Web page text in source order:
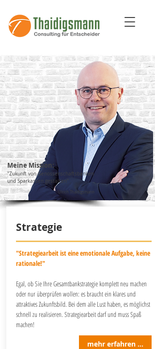
Meine Mission:
"Zukunft von Genossenschaftsbanken
und Sparkassen gestalten"
Ulrich Thaidigsmann
Strategie
"Strategiearbeit ist eine emotionale Aufgabe, keine
rationale!"
Egal, ob Sie Ihre Gesamtbankstrategie komplett neu machen
oder nur überprüfen wollen: es braucht ein klares und
attraktives Zukunftsbild. Bei dem alle Lust haben, es möglichst
schnell zu realisieren. Strategiearbeit darf und muss Spaß
machen!
mehr erfahren ...